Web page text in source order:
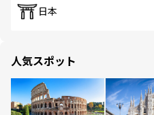
日本
人気スポット